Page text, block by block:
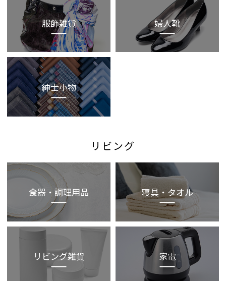
服飾雑貨 婦人靴
紳士小物
リビング
食器・調理用品 寝具・タオル
リビング雑貨 家電